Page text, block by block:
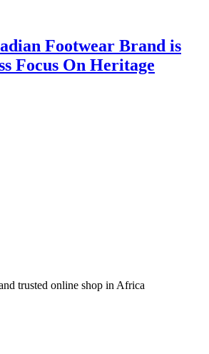
Footwear Brand is
Focus On Heritage
trusted online shop in Africa